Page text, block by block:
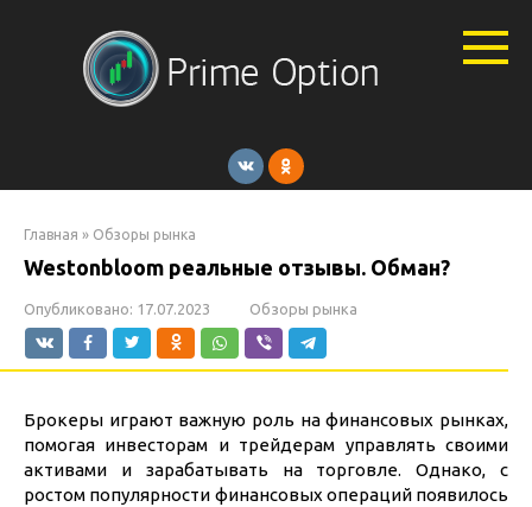
Главная » Обзоры рынка
Westonbloom реальные отзывы. Обман?
Опубликовано: 17.07.2023 Обзоры рынка
Брокеры играют важную роль на финансовых рынках,
помогая инвесторам и трейдерам управлять своими
активами и зарабатывать на торговле. Однако, с
ростом популярности финансовых операций появилось